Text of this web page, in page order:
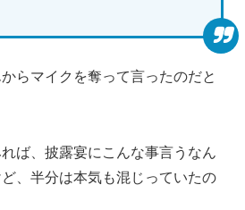
らマイクを奪って言ったのだと
ば、披露宴にこんな事言うなん
、半分は本気も混じっていたの